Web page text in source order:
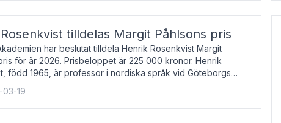
tilldelas Margit Påhlsons pris
har beslutat tilldela Henrik Rosenkvist Margit
för år 2026. Prisbeloppet är 225 000 kronor. Henrik
född 1965, är professor i nordiska språk vid Göteborgs
Han disputerade 2004 på avhan
03-19